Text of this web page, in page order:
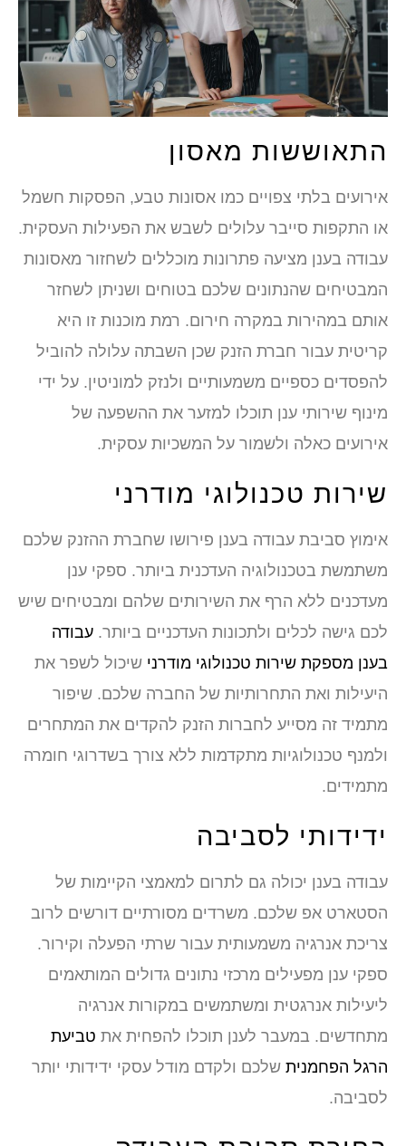
התאוששות מאסון
אירועים בלתי צפויים כמו אסונות טבע, הפסקות חשמל
או התקפות סייבר עלולים לשבש את הפעילות העסקית.
עבודה בענן מציעה פתרונות מוכללים לשחזור מאסונות
המבטיחים שהנתונים שלכם בטוחים ושניתן לשחזר
אותם במהירות במקרה חירום. רמת מוכנות זו היא
קריטית עבור חברת הזנק שכן השבתה עלולה להוביל
להפסדים כספיים משמעותיים ולנזק למוניטין. על ידי
מינוף שירותי ענן תוכלו למזער את ההשפעה של
אירועים כאלה ולשמור על המשכיות עסקית.
שירות טכנולוגי מודרני
אימוץ סביבת עבודה בענן פירושו שחברת ההזנק שלכם
משתמשת בטכנולוגיה העדכנית ביותר. ספקי ענן
מעדכנים ללא הרף את השירותים שלהם ומבטיחים שיש
לכם גישה לכלים ולתכונות העדכניים ביותר.עבודה
בענן מספקת שירות טכנולוגי מודרנישיכול לשפר את
היעילות ואת התחרותיות של החברה שלכם. שיפור
מתמיד זה מסייע לחברות הזנק להקדים את המתחרים
ולמנף טכנולוגיות מתקדמות ללא צורך בשדרוגי חומרה
מתמידים.
ידידותי לסביבה
עבודה בענן יכולה גם לתרום למאמצי הקיימות של
הסטארט אפ שלכם. משרדים מסורתיים דורשים לרוב
צריכת אנרגיה משמעותית עבור שרתי הפעלה וקירור.
ספקי ענן מפעילים מרכזי נתונים גדולים המותאמים
ליעילות אנרגטית ומשתמשים במקורות אנרגיה
מתחדשים. במעבר לענן תוכלו להפחית אתטביעת
הרגל הפחמניתשלכם ולקדם מודל עסקי ידידותי יותר
לסביבה.